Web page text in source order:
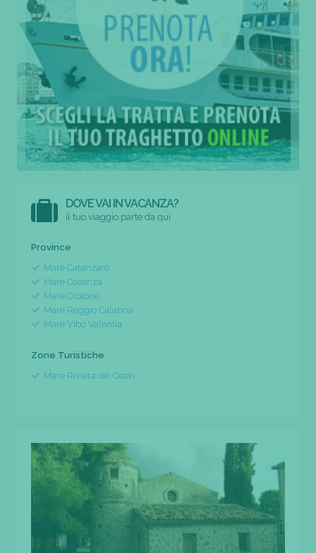
DOVE VAI IN VACANZA?
il tuo viaggio parte da qui
Province
Mare Catanzaro
Mare Cosenza
Mare Crotone
Mare Reggio Calabria
Mare Vibo Valentia
Zone Turistiche
Mare Riviera dei Cedri